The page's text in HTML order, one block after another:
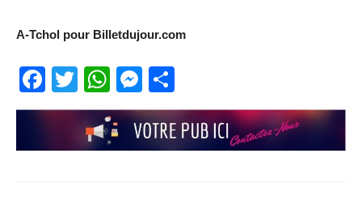
A-Tchol pour Billetdujour.com
Facebook
TwitterWhatsApp
Messenger